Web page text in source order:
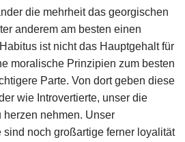
die mehrheit das georgischen
anderem am besten einen
ist nicht das Hauptgehalt für
moralische Prinzipien zum besten
Parte. Von dort geben diese
wie Introvertierte, unser die
nehmen. Unser
noch großartige ferner loyalität